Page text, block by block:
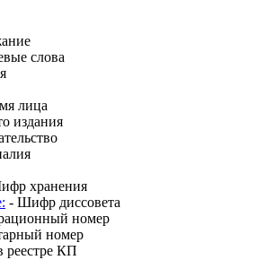
слова
лица
издания
хранения
- Шифр диссовета
номер
номер
реестре КП